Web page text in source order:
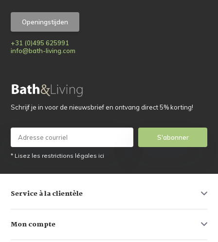
Openingstijden
+31 (0)495 625991
info@bath-living.com
Schrijf je in voor de nieuwsbrief en ontvang direct 5% korting!
S'abonner
* Lisez les restrictions légales ici
Service à la clientèle
Mon compte